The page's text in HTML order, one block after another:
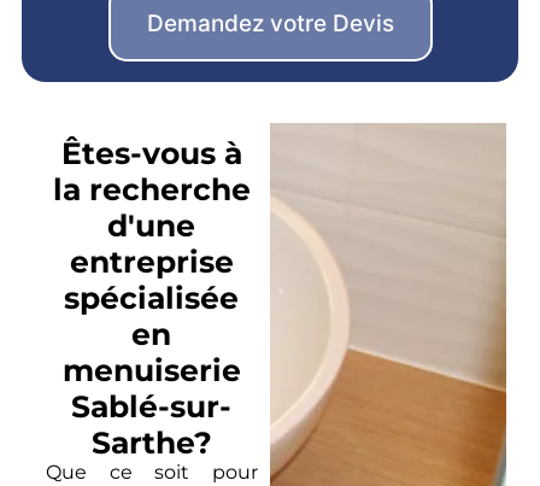
Demandez votre Devis
Êtes-vous à
la recherche
d'une
entreprise
spécialisée
en
menuiserie
Sablé-sur-
Sarthe?
Que ce soit pour